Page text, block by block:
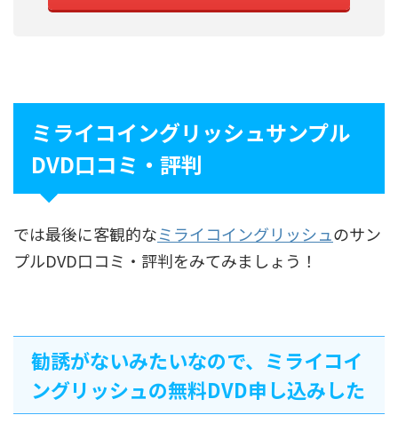
ミライコイングリッシュサンプル
DVD口コミ・評判
では最後に客観的なミライコイングリッシュのサン
プルDVD口コミ・評判をみてみましょう！
勧誘がないみたいなので、ミライコイ
ングリッシュの無料DVD申し込みした